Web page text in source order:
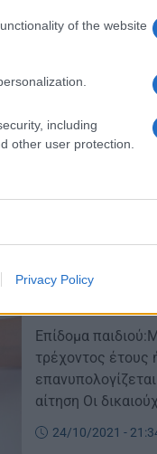
of the website
including
other user protection.
Privacy Policy
ΟΠΕΚΑ –
πληρώνεται η
Επίδομα
ηλεκτρονική
προγράμματος.
μπορούν να
ΗΔΙΚΑ idika.gr ή
δικαιούμενο
ΟΠΕΚΑ –
Επίδομα
τρέχοντος έτους
αίτηση Οι
πλατφόρμα της
τόπου
24/10/2021 -